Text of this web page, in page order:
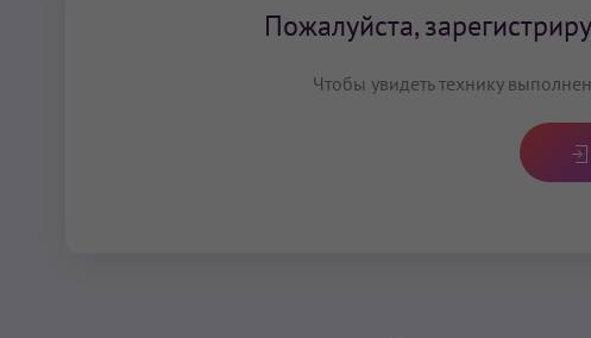
Пожалуйста,
Чтобы увидеть технику